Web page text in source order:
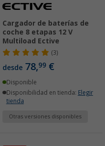
Cargador de baterías de
coche 8 etapas 12 V
Multiload Ective
(3)
desde 78,99 €
Disponible
Disponibilidad en tienda: Elegir
tienda
Otras versiones disponibles